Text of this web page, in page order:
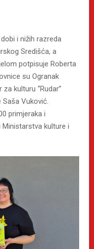
i nižih razreda
Središća, a
potpisuje Roberta
su Ogranak
kulturu “Rudar”
Vuković.
primjeraka i
kulture i